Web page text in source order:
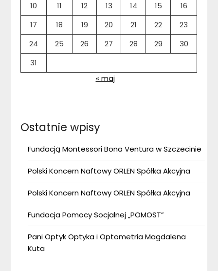
10
11 12 13 14 15
16
17
18 19 20 21 22
23
24
25 26 27 28 29
30
31
« maj
Ostatnie wpisy
Fundacją Montessori Bona Ventura w Szczecinie
Polski Koncern Naftowy ORLEN Spółka Akcyjna
Polski Koncern Naftowy ORLEN Spółka Akcyjna
Fundacja Pomocy Socjalnej „POMOST”
Pani Optyk Optyka i Optometria Magdalena
Kuta